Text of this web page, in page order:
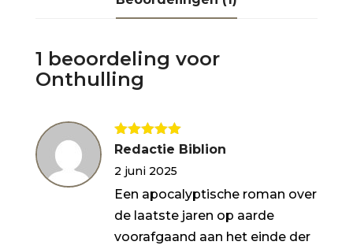
1 beoordeling voor
Onthulling
Gewaardeerd
Redactie Biblion
2 juni 2025
Een apocalyptische roman over
de laatste jaren op aarde
voorafgaand aan het einde der